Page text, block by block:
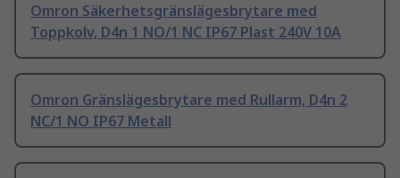
Omron Säkerhetsgränslägesbrytare med
Toppkolv, D4n 1 NO/1 NC IP67 Plast 240V 10A
Omron Gränslägesbrytare med Rullarm, D4n 2
NC/1 NO IP67 Metall